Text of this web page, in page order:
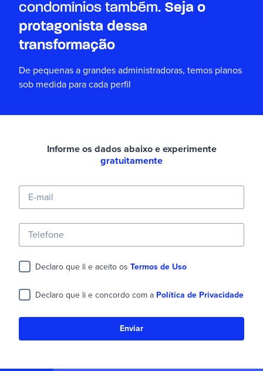
condomínios também. Seja o
protagonista dessa
transformação
De pequenas a grandes administradoras, temos planos
sob medida para cada perfil
Informe os dados abaixo e experimente
gratuitamente
E-mail
Telefone
Declaro que li e aceito os Termos de Uso
Declaro que li e concordo com a Política de Privacidade
Enviar